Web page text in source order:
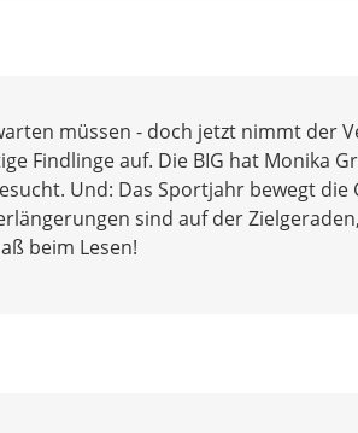
müssen - doch jetzt nimmt der
Findlinge auf. Die BIG hat Monika
Und: Das Sportjahr bewegt die
sind auf der
beim Lesen!